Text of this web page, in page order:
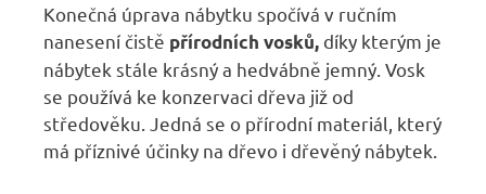
Konečná úprava nábytku spočívá v ručním
nanesení čistě přírodních vosků,díky kterým je
nábytek stále krásný a hedvábně jemný. Vosk
se používá ke konzervaci dřeva již od
středověku. Jedná se o přírodní materiál, který
má příznivé účinky na dřevo i dřevěný nábytek.